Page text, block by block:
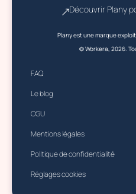
Découvrir Plany
Plany est une marque
© Workera, 2026.
FAQ
Le blog
CGU
Mentions légales
Politique de confidentialité
Réglages cookies